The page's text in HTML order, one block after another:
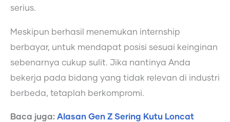
serius.
Meskipun berhasil menemukan internship
berbayar, untuk mendapat posisi sesuai keinginan
sebenarnya cukup sulit. Jika nantinya Anda
bekerja pada bidang yang tidak relevan di industri
berbeda, tetaplah berkompromi.
Baca juga: Alasan Gen Z Sering Kutu Loncat